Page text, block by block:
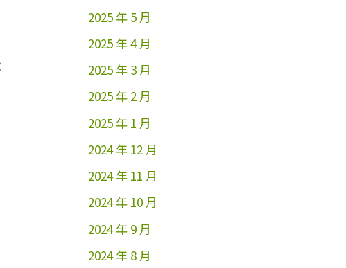
2025 年 5 月
2025 年 4 月
2025 年 3 月
2025 年 2 月
2025 年 1 月
2024 年 12 月
2024 年 11 月
2024 年 10 月
2024 年 9 月
2024 年 8 月